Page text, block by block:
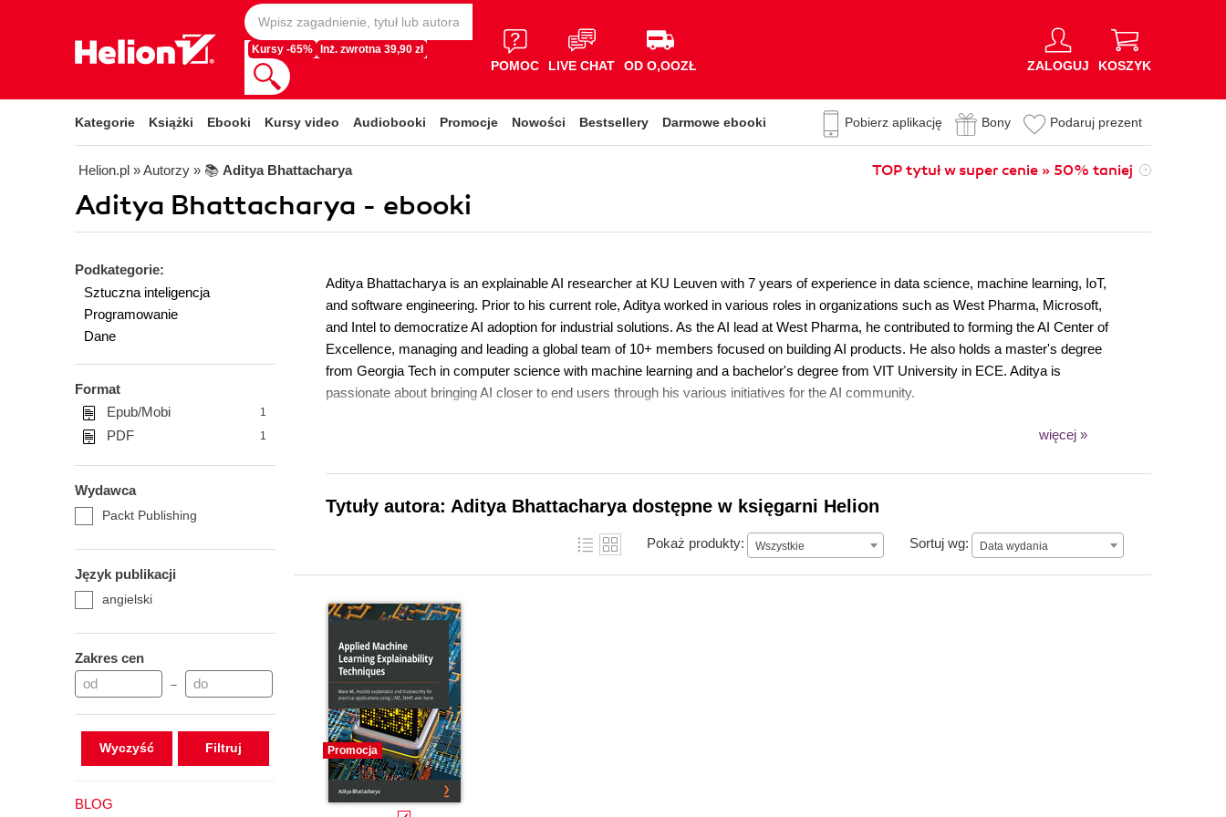
Kursy -65% Inż. zwrotna 39,90 zł
POMOC LIVE CHAT OD O,OOZŁ ZALOGUJ KOSZYK
Kategorie Książki Ebooki Kursy video Audiobooki Promocje Nowości Bestsellery Darmowe ebooki Pobierz aplikację Bony Podaruj prezent
Helion.pl » Autorzy » 📚 Aditya Bhattacharya TOP tytuł w super cenie » 50% taniej
Aditya Bhattacharya - ebooki
Podkategorie:
Sztuczna inteligencja
Programowanie
Dane
Format
Epub/Mobi
1
PDF 1
Wydawca
Packt Publishing
Język publikacji
angielski
Zakres cen
–
Wyczyść
BLOG
Aditya Bhattacharya is an explainable AI researcher at KU Leuven with 7 years of experience in data science, machine learning, IoT,
and software engineering. Prior to his current role, Aditya worked in various roles in organizations such as West Pharma, Microsoft,
and Intel to democratize AI adoption for industrial solutions. As the AI lead at West Pharma, he contributed to forming the AI Center of
Excellence, managing and leading a global team of 10+ members focused on building AI products. He also holds a master's degree
from Georgia Tech in computer science with machine learning and a bachelor's degree from VIT University in ECE. Aditya is
passionate about bringing AI closer to end users through his various initiatives for the AI community.
więcej »
Tytuły autora: Aditya Bhattacharya dostępne w księgarni Helion
Pokaż produkty: Wszystkie Sortuj wg: Data wydania
Data wydania
Promocja